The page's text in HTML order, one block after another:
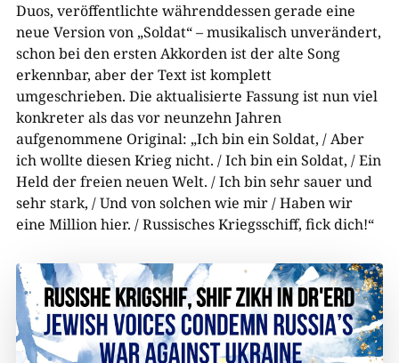
Duos, veröffentlichte währenddessen gerade eine
neue Version von „Soldat“ – musikalisch unverändert,
schon bei den ersten Akkorden ist der alte Song
erkennbar, aber der Text ist komplett
umgeschrieben. Die aktualisierte Fassung ist nun viel
konkreter als das vor neunzehn Jahren
aufgenommene Original: „Ich bin ein Soldat, / Aber
ich wollte diesen Krieg nicht. / Ich bin ein Soldat, / Ein
Held der freien neuen Welt. / Ich bin sehr sauer und
sehr stark, / Und von solchen wie mir / Haben wir
eine Million hier. / Russisches Kriegsschiff, fick dich!“